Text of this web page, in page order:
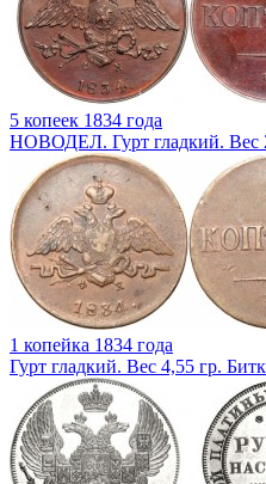
5 копеек 1834 года
НОВОДЕЛ. Гурт гладкий. Вес
1 копейка 1834 года
Гурт гладкий. Вес 4,55 гр.